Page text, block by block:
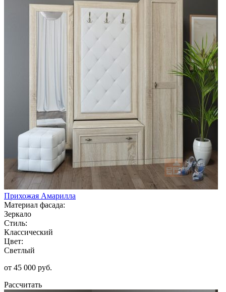
Прихожая Амарилла
Материал фасада:
Зеркало
Стиль:
Классический
Цвет:
Светлый
от 45 000 руб.
Рассчитать